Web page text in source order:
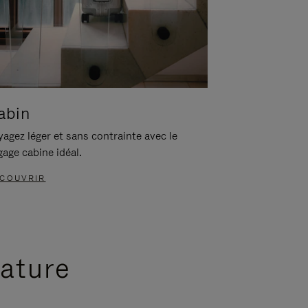
léger et sans contrainte avec le
cabine idéal.